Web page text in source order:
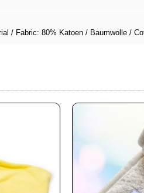
/ Fabric: 80% Katoen / Baumwolle /